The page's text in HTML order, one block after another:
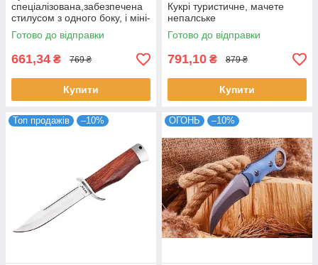
спеціалізована,забезпечена
стилусом з одного боку, і міні-
ножечком - з іншого
Готово до відправки
661,34 ₴ 769 ₴
Купити
Кукрі туристичне, мачете
непалське
Готово до відправки
791,10 ₴ 879 ₴
Купити
Топ продажів –10% ОГОНЬ –10%